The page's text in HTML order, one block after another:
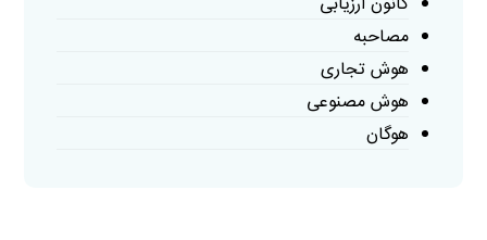
مصاحبه
هوش تجاری
هوش مصنوعی
هوگان